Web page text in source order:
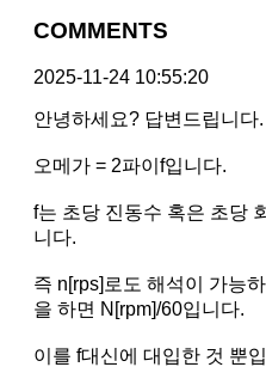
COMMENTS
2025-11-24 10:55:20
안녕하세요? 답변드립니다.
오메가 = 2파이f입니다.
f는 초당 진동수 혹은 초당
니다.
즉 n[rps]로도 해석이 가능
을 하면 N[rpm]/60입니다.
이를 f대신에 대입한 것 뿐